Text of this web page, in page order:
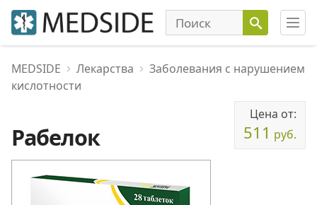
MEDSIDE Лекарства
Заболевания с нарушением
кислотности
Рабелок
Цена от:
511 руб.